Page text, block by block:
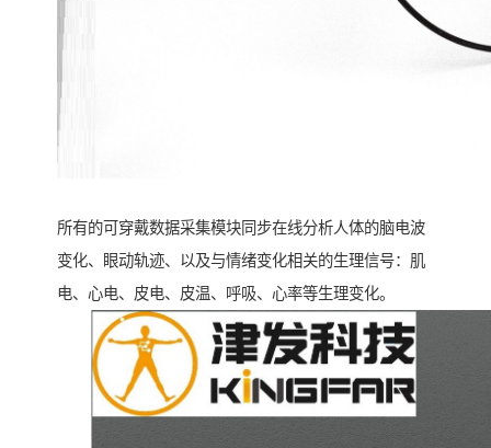
所有的可穿戴数据采集模块同步在线分析人体的脑电波
变化、眼动轨迹、以及与情绪变化相关的生理信号：肌
电、心电、皮电、皮温、呼吸、心率等生理变化。